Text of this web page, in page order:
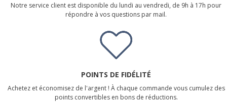
Notre service client est disponible du lundi au vendredi, de 9h à 17h pour
répondre à vos questions par mail.
POINTS DE FIDÉLITÉ
Achetez et économisez de l'argent ! À chaque commande vous cumulez des
points convertibles en bons de réductions.